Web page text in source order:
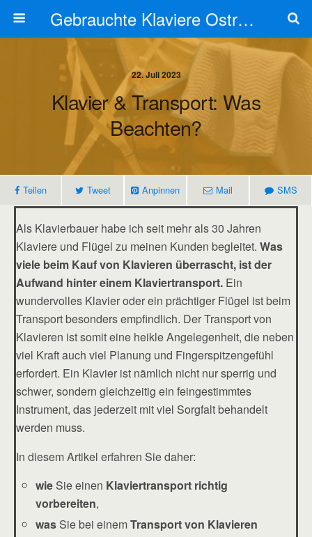
Gebrauchte Klaviere Ostrovski
22. Juli 2023
Klavier & Transport: Was
Beachten?
Teilen Tweet Anpinnen Mail SMS
Als Klavierbauer habe ich seit mehr als 30 Jahren
Klaviere und Flügel zu meinen Kunden begleitet. Was
viele beim Kauf von Klavieren überrascht, ist der
Aufwand hinter einem Klaviertransport.Ein
wundervolles Klavier oder ein prächtiger Flügel ist beim
Transport besonders empfindlich. Der Transport von
Klavieren ist somit eine heikle Angelegenheit, die neben
viel Kraft auch viel Planung und Fingerspitzengefühl
erfordert. Ein Klavier ist nämlich nicht nur sperrig und
schwer, sondern gleichzeitig ein feingestimmtes
Instrument, das jederzeit mit viel Sorgfalt behandelt
werden muss.
In diesem Artikel erfahren Sie daher:
wieSie einen Klaviertransport richtig
vorbereiten,
wasSie bei einemTransport von Klavieren